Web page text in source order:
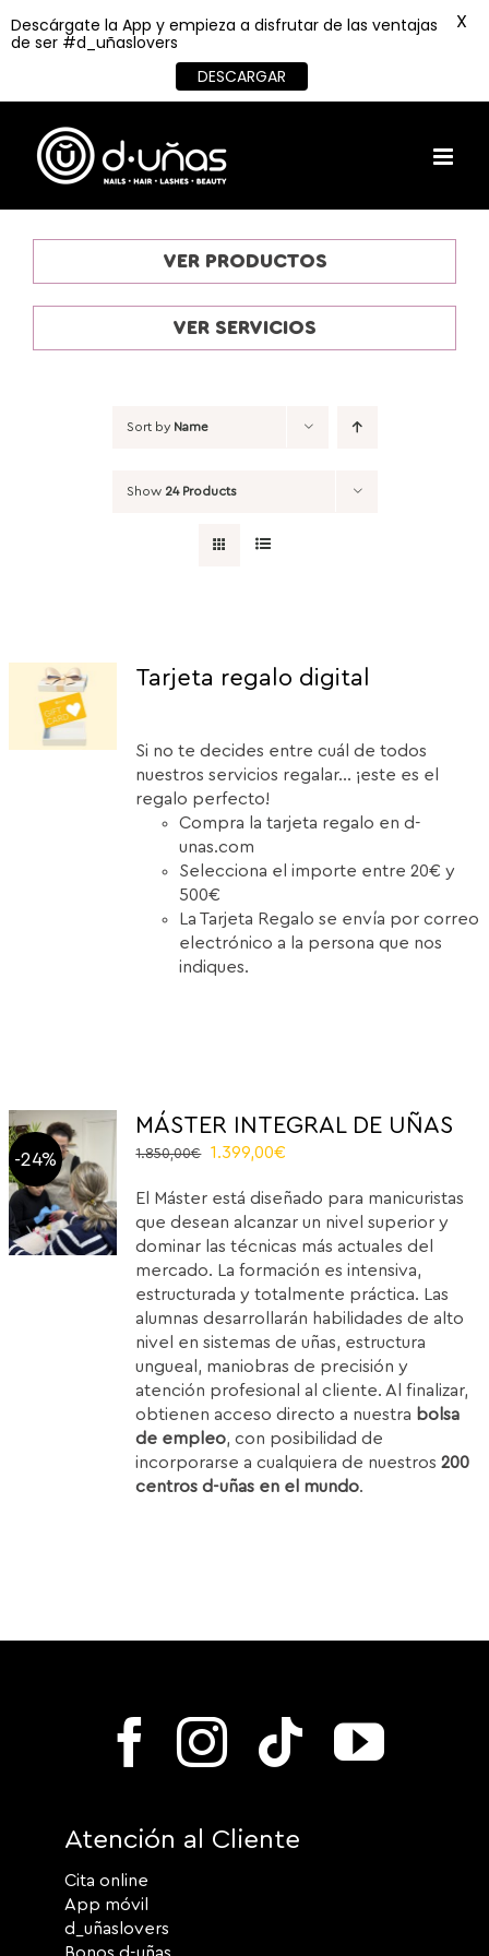
content
VER PRODUCTOS
VER SERVICIOS
Sort by Name
Show 24 Products
Tarjeta regalo digital
Si no te decides entre cuál de todos
nuestros servicios regalar... ¡este es el
regalo perfecto!
Compra la tarjeta regalo en d-
unas.com
Selecciona el importe entre 20€ y
500€
La Tarjeta Regalo se envía por correo
electrónico a la persona que nos
indiques.
-24%
MÁSTER INTEGRAL DE UÑAS
1.850,00€
Original
was:
1.850,00€.
1.399,00€
is:
1.399,00€.
El Máster está diseñado para manicuristas
que desean alcanzar un nivel superior y
dominar las técnicas más actuales del
mercado. La formación es intensiva,
estructurada y totalmente práctica. Las
alumnas desarrollarán habilidades de alto
nivel en sistemas de uñas, estructura
ungueal, maniobras de precisión y
atención profesional al cliente. Al finalizar,
obtienen acceso directo a nuestra bolsa
de empleo, con posibilidad de
incorporarse a cualquiera de nuestros200
centros d-uñas en el mundo.
Atención al Cliente
Cita online
App móvil
d_uñaslovers
Descárgate la App y empieza a disfrutar de las ventajas
de ser #d_uñaslovers
DESCARGAR
X